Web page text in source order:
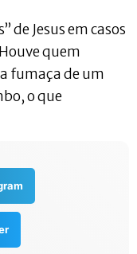
de Jesus em casos
quem
fumaça de um
o que